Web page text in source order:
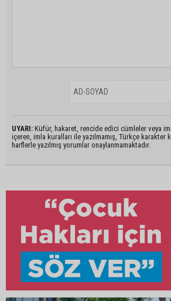
UYARI: Küfür, hakaret, rencide edici cümleler veya
içeren, imla kuralları ile yazılmamış, Türkçe karakter
harflerle yazılmış yorumlar onaylanmamaktadır.